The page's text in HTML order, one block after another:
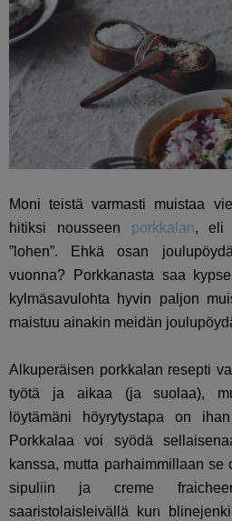
Moni teistä varmasti muistaa
hitiksi nousseen porkkalan, eli
”lohen”. Ehkä osan
vuonna? Porkkanasta saa
kylmäsavulohta hyvin paljon
maistuu ainakin meidän
Alkuperäisen porkkalan resepti
työtä ja aikaa (ja suolaa),
löytämäni höyrytystapa on
Porkkalaa voi syödä
kanssa, mutta parhaimmillaan se
sipuliin ja creme
saaristolaisleivällä kun